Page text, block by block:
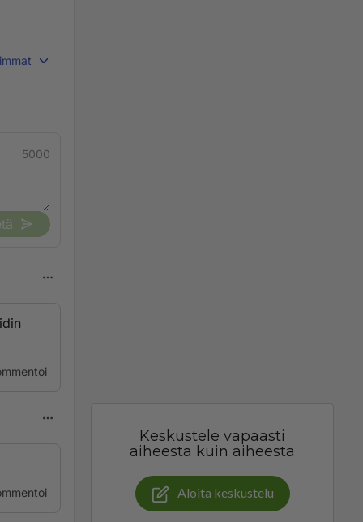
5000
Keskustele vapaasti
aiheesta kuin aiheesta
Aloita keskustelu